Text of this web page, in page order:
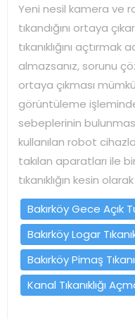
Yeni nesil kamera ve
tıkandığını ortaya
tıkanıklığını
almazsanız, sorunu
ortaya çıkması
görüntüleme
sebeplerinin
kullanılan robot
takılan aparatları ile
tıkanıklığın kesin
Bakırköy Gece Açık
Bakırköy Logar
Bakırköy Pimaş
Kanal Tıkanıklığı